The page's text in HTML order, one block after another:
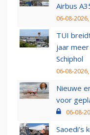
Airbus
06-08-
TUI
jaar
Schiphol
06-08-
Nieuwe
voor
06-08-
Saoedi’s